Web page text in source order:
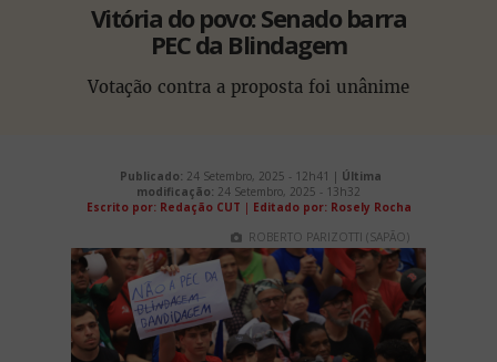
Vitória do povo: Senado barra
PEC da Blindagem
Votação contra a proposta foi unânime
Publicado: 24 Setembro, 2025 - 12h41 | Última
modificação: 24 Setembro, 2025 - 13h32
Escrito por: Redação CUT | Editado por: Rosely Rocha
ROBERTO PARIZOTTI (SAPÃO)